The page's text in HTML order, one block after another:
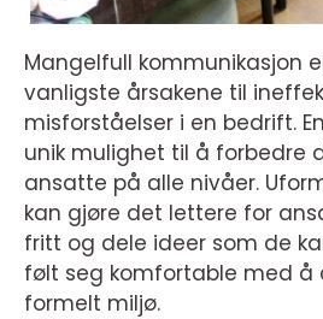
Mangelfull kommunikasjon
vanligste årsakene til
misforståelser i en bedrift.
unik mulighet til å forbedre
ansatte på alle nivåer.
kan gjøre det lettere for
fritt og dele ideer som de
følt seg komfortable med å
formelt miljø.